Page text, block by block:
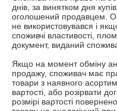
днів, за винятком дня
оголошений продавцем.
не використовувався і
споживчі властивості,
документ, виданий
Якщо на момент обміну
продажу, споживач має
товари з наявного
вартості, або розірвати
розмірі вартості